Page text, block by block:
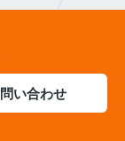
い合わせ